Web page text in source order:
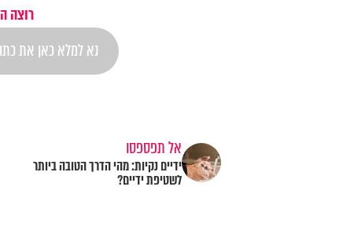
רוצה
אל תפספסו
ידיים נקיות: מהי הדרך הטובה ביותר
לשטיפת ידיים?